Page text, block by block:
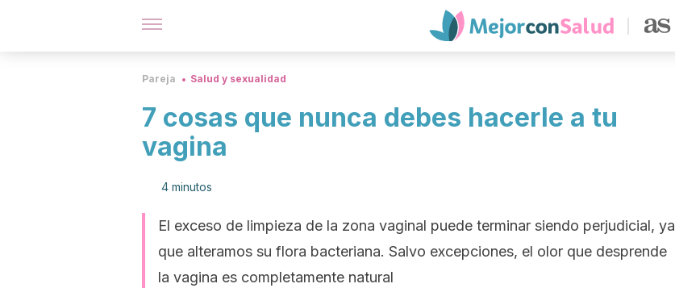
Pareja Salud y sexualidad
7 cosas que nunca debes hacerle a tu
vagina
4 minutos
El exceso de limpieza de la zona vaginal puede terminar siendo perjudicial, ya
que alteramos su flora bacteriana. Salvo excepciones, el olor que desprende
la vagina es completamente natural